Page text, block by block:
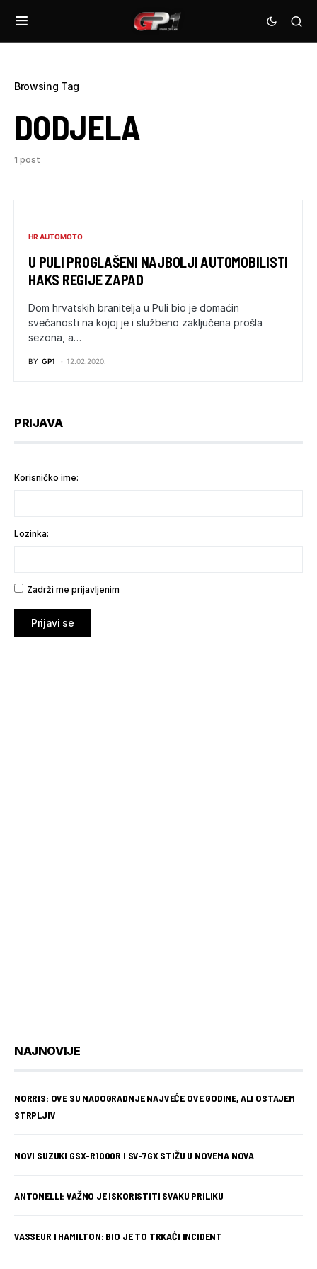
Browsing Tag
DODJELA
1 post
HR AUTOMOTO
U PULI PROGLAŠENI NAJBOLJI AUTOMOBILISTI
HAKS REGIJE ZAPAD
Dom hrvatskih branitelja u Puli bio je domaćin
svečanosti na kojoj je i službeno zaključena prošla
sezona, a…
BY GP1 12.02.2020.
PRIJAVA
Korisničko ime:
Lozinka:
Zadrži me prijavljenim
Prijavi se
NAJNOVIJE
NORRIS: OVE SU NADOGRADNJE NAJVEĆE OVE GODINE, ALI OSTAJEM
STRPLJIV
NOVI SUZUKI GSX-R1000R I SV-7GX STIŽU U NOVEMA NOVA
ANTONELLI: VAŽNO JE ISKORISTITI SVAKU PRILIKU
VASSEUR I HAMILTON: BIO JE TO TRKAĆI INCIDENT